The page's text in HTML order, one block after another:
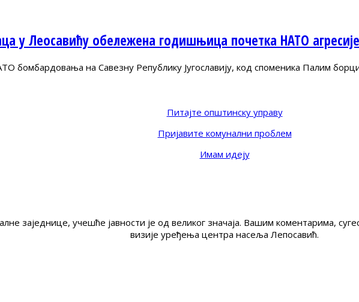
у Леосавићу обележена годишњица почетка НАТО агресије
бомбардовања на Савезну Републику Југославију, код споменика Палим
Питајте општинску управу
Пријавите комунални проблем
Имам идеју
заједнице, учешће јавности је од великог значаја. Вашим коментарима,
визије уређења центра насеља Лепосавић.